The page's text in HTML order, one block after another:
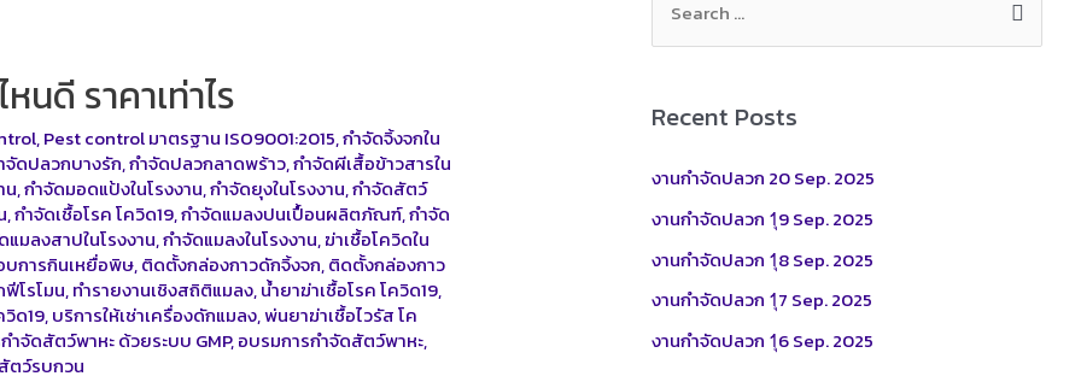
นดี ราคาเท่าไร
,Pest control มาตรฐาน ISO9001:2015,กำจัดจิ้งจกใน
จัดปลวกบางรัก,กำจัดปลวกลาดพร้าว,กำจัดผีเสื้อข้าวสารใน
น,กำจัดมอดแป้งในโรงงาน,กำจัดยุงในโรงงาน,กำจัดสัตว์
,กำจัดเชื้อโรค โควิด19,กำจัดแมลงปนเปื้อนผลิตภัณฑ์,กำจัด
แมลงสาปในโรงงาน,กำจัดแมลงในโรงงาน,ฆ่าเชื้อโควิดใน
บการกินเหยื่อพิษ,ติดตั้งกล่องกาวดักจิ้งจก,ติดตั้งกล่องกาว
โรโมน,ทำรายงานเชิงสถิติแมลง,น้ำยาฆ่าเชื้อโรค โควิด19,
วิด19,บริการให้เช่าเครื่องดักแมลง,พ่นยาฆ่าเชื้อไวรัส โค
ำจัดสัตว์พาหะ ด้วยระบบ GMP,อบรมการกำจัดสัตว์พาหะ,
ตว์รบกวน
r
h
f
Recent Posts
งานกำจัดปลวก 20 Sep. 2025
งานกำจัดปลวก 1ุ9 Sep. 2025
งานกำจัดปลวก 1ุ8 Sep. 2025
งานกำจัดปลวก 1ุ7 Sep. 2025
งานกำจัดปลวก 1ุ6 Sep. 2025